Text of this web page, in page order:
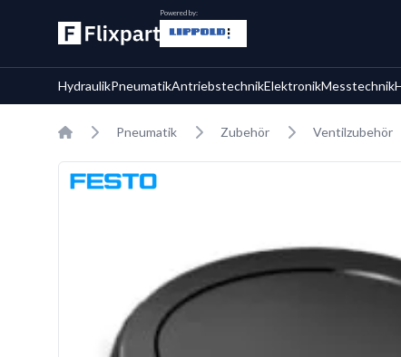
Powered by:
HydraulikPneumatikAntriebstechnikElektronikMesstechnik
Home Pneumatik Zubehör Ventilzubehör